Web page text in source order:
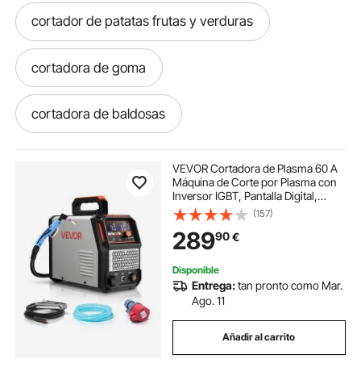
cortador de patatas frutas y verduras
cortadora de goma
cortadora de baldosas
cuchillas de cortador de patatas
cortador baldosas
cortadores de ceramica 1000mm
VEVOR Cortadora de Plasma 60 A
Máquina de Corte por Plasma con
Inversor IGBT, Pantalla Digital,
Función 2T/4T y Tiempo PA/PT
Ajustable para Reparaciones
Domésticas, Alimentación Trifásica
de 400 V
(157)
28990€
Disponible
Entrega:tan pronto como Mar.
Ago. 11
Añadir al carrito